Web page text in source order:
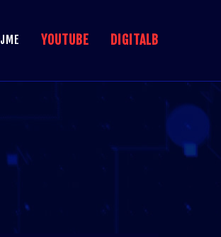
YOUTUBE DIGITALB